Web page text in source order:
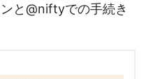
と@niftyでの手続き